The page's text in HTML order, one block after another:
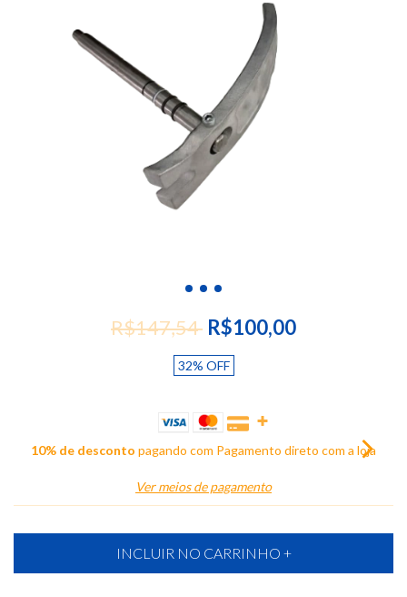
R$147,54 R$100,00
32% OFF
10% de desconto pagando com Pagamento direto com a loja
Ver meios de pagamento